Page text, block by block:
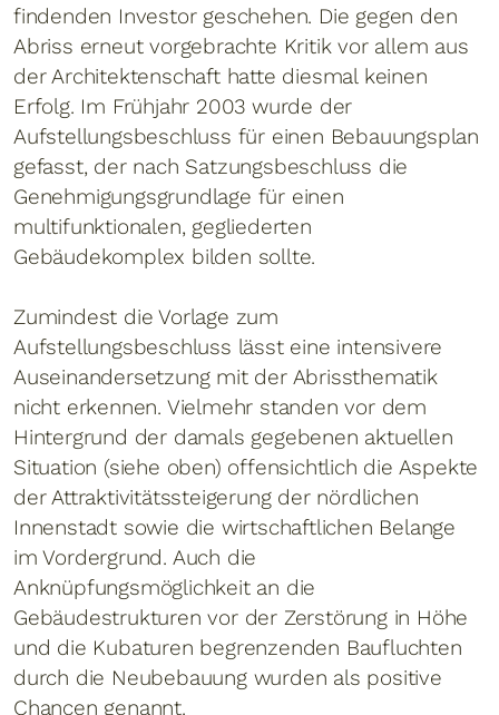
findenden Investor geschehen. Die gegen den
Abriss erneut vorgebrachte Kritik vor allem aus
der Architektenschaft hatte diesmal keinen
Erfolg. Im Frühjahr 2003 wurde der
Aufstellungsbeschluss für einen Bebauungsplan
gefasst, der nach Satzungsbeschluss die
Genehmigungsgrundlage für einen
multifunktionalen, gegliederten
Gebäudekomplex bilden sollte.
Zumindest die Vorlage zum
Aufstellungsbeschluss lässt eine intensivere
Auseinandersetzung mit der Abrissthematik
nicht erkennen. Vielmehr standen vor dem
Hintergrund der damals gegebenen aktuellen
Situation (siehe oben) offensichtlich die Aspekte
der Attraktivitätssteigerung der nördlichen
Innenstadt sowie die wirtschaftlichen Belange
im Vordergrund. Auch die
Anknüpfungsmöglichkeit an die
Gebäudestrukturen vor der Zerstörung in Höhe
und die Kubaturen begrenzenden Baufluchten
durch die Neubebauung wurden als positive
Chancen genannt.